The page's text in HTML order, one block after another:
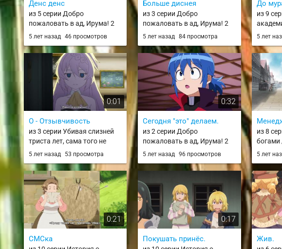
Денс денс
из 5 серии Добро
пожаловать в ад, Ирума! 2
сезон / Mairimashita! Iruma-
5 лет назад 46 просмотров
Больше диснея
из 3 серии Добро
пожаловать в ад, Ирума! 2
сезон / Mairimashita! Iruma-
5 лет назад 84 просмотра
До
из 9
Hero
5 лет
0:01
О - Отзывчивость
из 3 серии Убивая слизней
триста лет, сама того не
заметив, я достигла
Slime Taoshite 300-nen,
Shiranai Uchi ni Level Max ni
Nattemashita
5 лет назад 53 просмотра
0:32
Сегодня "это" делаем.
из 2 серии Добро
пожаловать в ад, Ирума! 2
сезон / Mairimashita! Iruma-
5 лет назад 96 просмотров
из 8
богами
5 лет
0:21
СМСка
0:17
Покушать принёс. Жив.